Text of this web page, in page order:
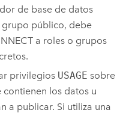
de base de datos
público, debe
a roles o grupos
privilegios USAGE sobre
los datos u
a publicar. Si utiliza una